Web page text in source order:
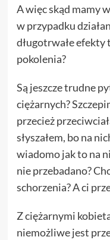
A więc skąd mamy
w przypadku
długotrwałe efekty
pokolenia?
Są jeszcze trudne
ciężarnych?
przecież
słyszałem, bo na
wiadomo jak to na
nie przebadano?
schorzenia? A ci
Z ciężarnymi
niemożliwe jest